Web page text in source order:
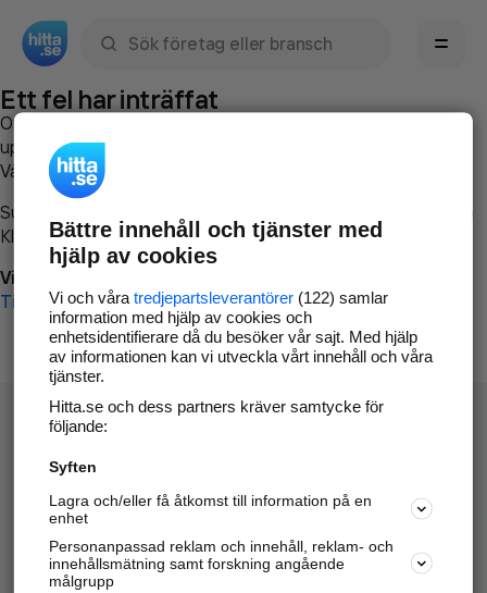
Ett fel har inträffat
Om du vill kan du
uppstod så att vi lättare och snabbare kan avhjälpa det.
Vänligen försök med följande:
Surfa till
Klicka påTillbaka-knappen i webbläsaren och försök igen
Vi beklagar besväret!
Till startsidan
Hitta.se - Gratis nummerupplysning.
Sök företag, personer och platser.
Hitta telefonnummer, adresser, företagsinfo mm.
Bättre innehåll och tjänster med
hjälp av cookies
Vi och våra tredjepartsleverantörer(122) samlar
information med hjälp av cookies och
enhetsidentifierare då du besöker vår sajt. Med hjälp
av informationen kan vi utveckla vårt innehåll och våra
tjänster.
Hitta.se och dess partners kräver samtycke för
följande:
Syften
Lagra och/eller få åtkomst till information på en
enhet
Personanpassad reklam och innehåll, reklam- och
innehållsmätning samt forskning angående
målgrupp